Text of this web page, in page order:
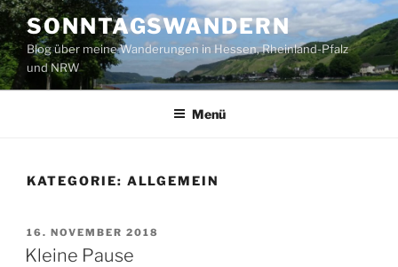
Zum
Inhalt
springen
SONNTAGSWANDERN
Blog über meine Wanderungen in Hessen, Rheinland-Pfalz
und NRW
Menü
KATEGORIE: ALLGEMEIN
VERÖFFENTLICHT
AM
16. NOVEMBER 2018
Kleine Pause